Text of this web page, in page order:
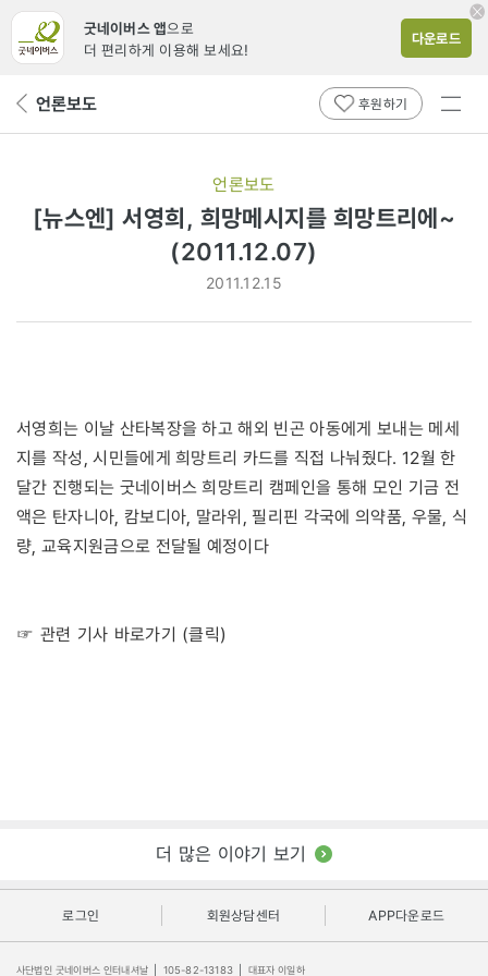
굿네이버스 앱으로
더 편리하게 이용해 보세요!
다운로드
뒤 언론보도 후원하기
전체
언론보도
[뉴스엔] 서영희, 희망메시지를 희망트리에~
(2011.12.07)
2011.12.15
서영희는 이날 산타복장을 하고 해외 빈곤 아동에게 보내는 메세
지를 작성, 시민들에게 희망트리 카드를 직접 나눠줬다. 12월 한
달간 진행되는 굿네이버스 희망트리 캠페인을 통해 모인 기금 전
액은 탄자니아, 캄보디아, 말라위, 필리핀 각국에 의약품, 우물, 식
량, 교육지원금으로 전달될 예정이다
☞ 관련 기사 바로가기 (클릭)
더 많은 이야기 보기
로그인 회원상담센터 APP다운로드
사단법인 굿네이버스 인터내셔날 105-82-13183 대표자 이일하